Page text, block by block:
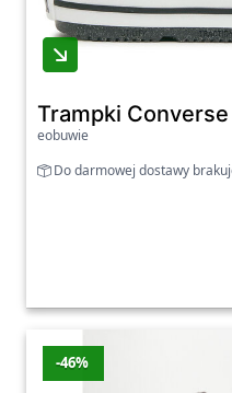
Trampki
eobuwie
Do darmowej dostawy
-46%